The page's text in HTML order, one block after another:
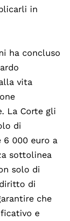
in
ha concluso
vita
La Corte gli
di
6 000 euro a
sottolinea
solo di
di
che
e